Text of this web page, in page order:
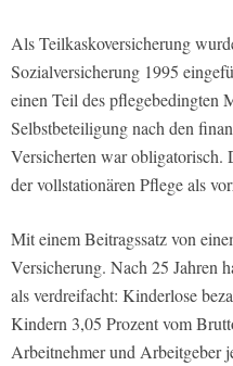
Als Teilkaskoversicherung
Sozialversi­cherung 1995
einen Teil des pflege­bedingten
Selbstbeteiligung nach den
Versicherten war obligatorisch.
der vollstationären Pflege als
Mit einem Beitragssatz von
Versicherung. Nach 25 Jahren
als verdreifacht: Kinderlose
Kindern 3,05 Prozent vom
Arbeitneh­mer und Arbeitgeber